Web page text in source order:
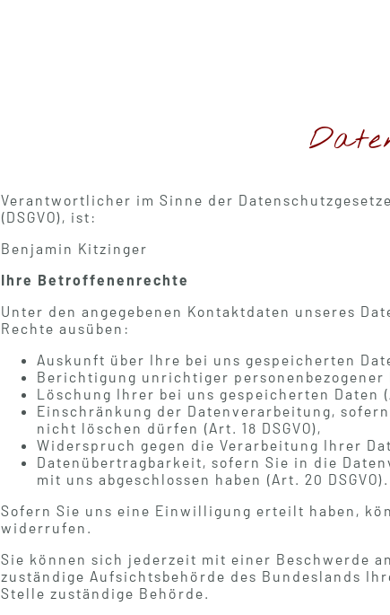
Verantwortlicher im Sinne der
(DSGVO), ist:
Benjamin Kitzinger
Ihre Betroffenenrechte
Unter den angegebenen Kontaktdaten unseres
Rechte ausüben:
Auskunft über Ihre bei uns gespeicherten
Berichtigung unrichtiger personenbezogener
Löschung Ihrer bei uns gespeicherten Daten
Einschränkung der Datenverarbeitung,
nicht löschen dürfen (Art. 18 DSGVO),
Widerspruch gegen die Verarbeitung Ihrer
Datenübertragbarkeit, sofern Sie in die
mit uns abgeschlossen haben (Art. 20 DSGVO).
Sofern Sie uns eine Einwilligung erteilt haben,
widerrufen.
Sie können sich jederzeit mit einer Beschwerde
zuständige Aufsichtsbehörde des Bundeslands
Stelle zuständige Behörde.